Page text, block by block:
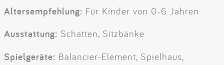
Altersempfehlung: Für Kinder von 0-6 Jahren
Ausstattung: Schatten, Sitzbänke
Spielgeräte: Balancier-Element, Spielhaus,